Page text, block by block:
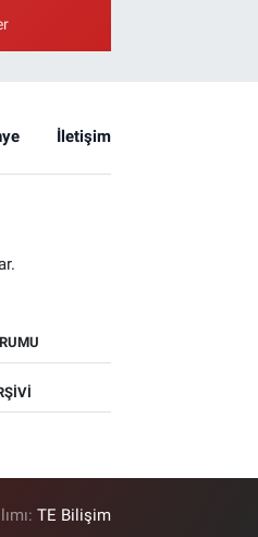
İletişim
TE Bilişim